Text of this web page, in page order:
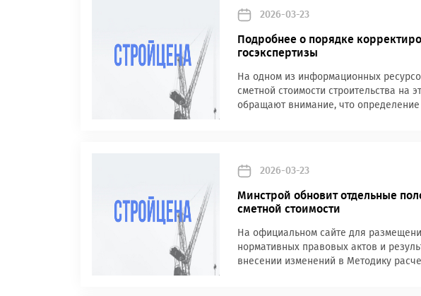
2026-03-23
Подробнее о порядке
госэкспертизы
На одном из информационных
сметной стоимости строительства на
обращают внимание, что
2026-03-23
Минстрой обновит отдельные
сметной стоимости
На официальном сайте для
нормативных правовых актов и
внесении изменений в Методику